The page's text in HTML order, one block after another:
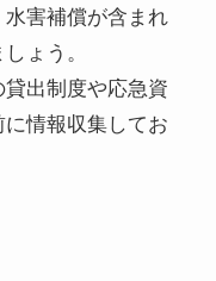
害補償が含まれ
ょう。
出制度や応急資
情報収集してお